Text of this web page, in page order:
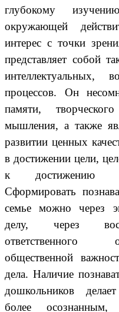
глубокому
окружающей
интерес с точки
представляет собой
интеллектуальных,
процессов. Он
памяти,
мышления, а также
развитии ценных
в достижении цели,
к достижению
Сформировать
семье можно через
делу, через
ответственного
общественной
дела. Наличие
дошкольников
более